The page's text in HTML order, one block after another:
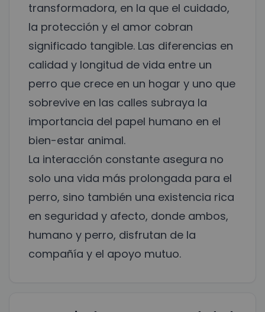
transformadora, en la que el cuidado,
la protección y el amor cobran
significado tangible. Las diferencias en
calidad y longitud de vida entre un
perro que crece en un hogar y uno que
sobrevive en las calles subraya la
importancia del papel humano en el
bien-estar animal.
La interacción constante asegura no
solo una vida más prolongada para el
perro, sino también una existencia rica
en seguridad y afecto, donde ambos,
humano y perro, disfrutan de la
compañía y el apoyo mutuo.